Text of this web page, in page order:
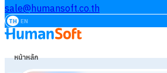
sale@humansoft.co.th
TH EN
หน้าหลัก